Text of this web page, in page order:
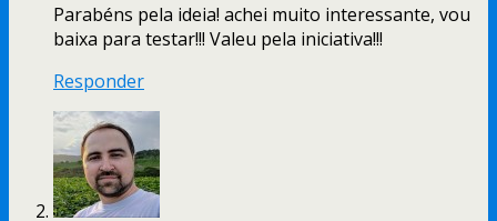
Parabéns pela ideia! achei muito interessante, vou
baixa para testar!!! Valeu pela iniciativa!!!
Responder